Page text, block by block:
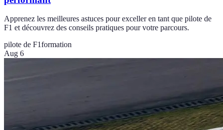
Apprenez les meilleures astuces pour exceller en tant que pilote de
F1 et découvrez des conseils pratiques pour votre parcours.
pilote de F1formation
Aug 6